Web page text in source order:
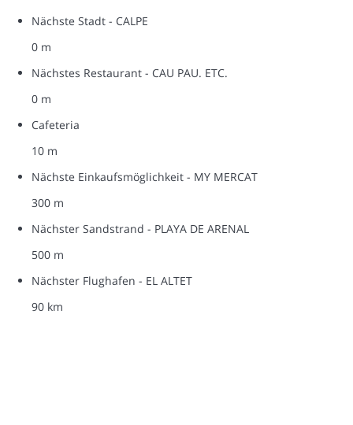
Nächste Stadt - CALPE
0 m
Nächstes Restaurant - CAU PAU. ETC.
0 m
Cafeteria
10 m
Nächste Einkaufsmöglichkeit - MY MERCAT
300 m
Nächster Sandstrand - PLAYA DE ARENAL
500 m
Nächster Flughafen - EL ALTET
90 km